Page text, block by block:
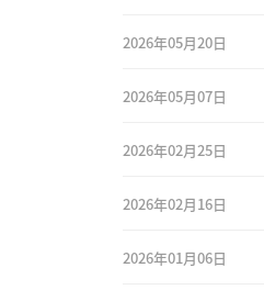
2026年05月20日
2026年05月07日
2026年02月25日
2026年02月16日
2026年01月06日